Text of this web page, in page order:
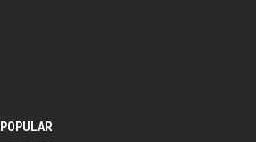
POPULAR